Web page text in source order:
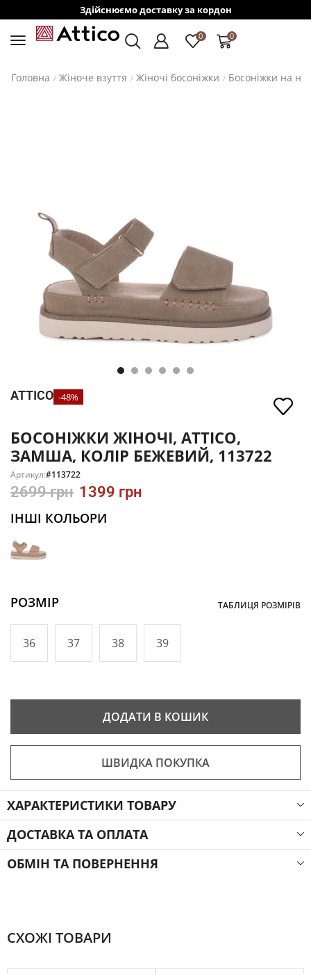
Здійснюємо доставку за кордон
0 0
Головна / Жіноче взуття / Жіночі босоніжки / Босоніжки на
ATTICO -48%
БОСОНІЖКИ ЖІНОЧІ, ATTICO,
ЗАМША, КОЛІР БЕЖЕВИЙ, 113722
Артикул:#113722
2699грн 1399 грн
ІНШІ КОЛЬОРИ
РОЗМІР ТАБЛИЦЯ РОЗМІРІВ
36 37 38 39
ДОДАТИ В КОШИК
ШВИДКА ПОКУПКА
ХАРАКТЕРИСТИКИ ТОВАРУ
ДОСТАВКА ТА ОПЛАТА
ОБМІН ТА ПОВЕРНЕННЯ
СХОЖІ ТОВАРИ